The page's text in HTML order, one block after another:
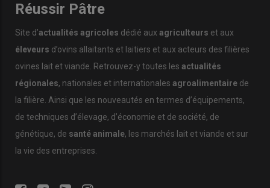
Réussir Pâtre
Site d’actualités agricoles dédié aux agriculteurs et aux
éleveurs d’ovins allaitants et laitiers et aux acteurs des filières
ovines lait et viande. Retrouvez-y toutes les actualités
régionales, nationales et internationales agroalimentaire de
la filière. Ainsi que les nouveautés en termes d’équipements,
de techniques d’élevage, d’économie et de société, de
génétique, de santé animale, les marchés lait et viande et sur
la vie des entreprises.